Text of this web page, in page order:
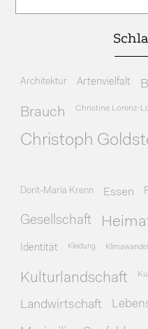
Architektur Artenvielfalt
Brauch Christine Lorenz-
Christoph
Dorit-Maria Krenn Essen
Gesellschaft
Identität Kleidung Klimawandel
Kulturlandschaft
Landwirtschaft